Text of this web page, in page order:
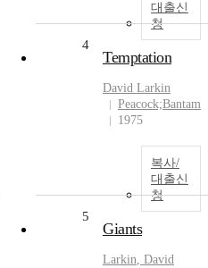
대출신
청
4
Temptation
David Larkin
Peacock;Bantam
1975
복사/
대출신
청
5
Giants
Larkin, David